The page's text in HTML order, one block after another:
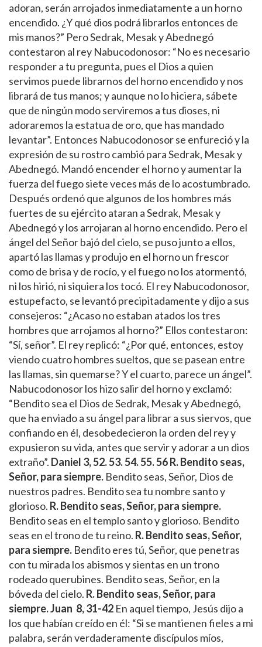
adoran, serán arrojados inmediatamente a un horno
encendido. ¿Y qué dios podrá librarlos entonces de
mis manos?” Pero Sedrak, Mesak y Abednegó
contestaron al rey Nabucodonosor: “No es necesario
responder a tu pregunta, pues el Dios a quien
servimos puede librarnos del horno encendido y nos
librará de tus manos; y aunque no lo hiciera, sábete
que de ningún modo serviremos a tus dioses, ni
adoraremos la estatua de oro, que has mandado
levantar”. Entonces Nabucodonosor se enfureció y la
expresión de su rostro cambió para Sedrak, Mesak y
Abednegó. Mandó encender el horno y aumentar la
fuerza del fuego siete veces más de lo acostumbrado.
Después ordenó que algunos de los hombres más
fuertes de su ejército ataran a Sedrak, Mesak y
Abednegó y los arrojaran al horno encendido. Pero el
ángel del Señor bajó del cielo, se puso junto a ellos,
apartó las llamas y produjo en el horno un frescor
como de brisa y de rocío, y el fuego no los atormentó,
ni los hirió, ni siquiera los tocó. El rey Nabucodonosor,
estupefacto, se levantó precipitadamente y dijo a sus
consejeros: “¿Acaso no estaban atados los tres
hombres que arrojamos al horno?” Ellos contestaron:
“Sí, señor”. El rey replicó: “¿Por qué, entonces, estoy
viendo cuatro hombres sueltos, que se pasean entre
las llamas, sin quemarse? Y el cuarto, parece un ángel”.
Nabucodonosor los hizo salir del horno y exclamó:
“Bendito sea el Dios de Sedrak, Mesak y Abednegó,
que ha enviado a su ángel para librar a sus siervos, que
confiando en él, desobedecieron la orden del rey y
expusieron su vida, antes que servir y adorar a un dios
extraño”. Daniel 3, 52. 53. 54. 55. 56R. Bendito seas,
Señor, para siempre. Bendito seas, Señor, Dios de
nuestros padres. Bendito sea tu nombre santo y
glorioso. R. Bendito seas, Señor, para siempre.
Bendito seas en el templo santo y glorioso. Bendito
seas en el trono de tu reino. R. Bendito seas, Señor,
para siempre. Bendito eres tú, Señor, que penetras
con tu mirada los abismos y sientas en un trono
rodeado querubines. Bendito seas, Señor, en la
bóveda del cielo. R.Bendito seas, Señor, para
siempre.Juan 8, 31-42 En aquel tiempo, Jesús dijo a
los que habían creído en él: “Si se mantienen fieles a mi
palabra, serán verdaderamente discípulos míos,